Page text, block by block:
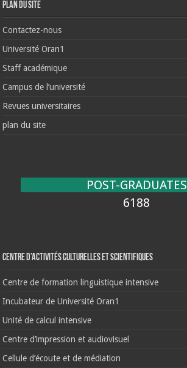
Plan du site
Contactez-nous
Université Oran1
Staff académique
Campus de l’université
Revues universitaires
plan du site
POST-GRADUATES
6188
Centre d’activités culturelles et scientifiques
Centre de formation linguistique intensive
Incubateur de Université Oran1
Unité de calcul intensive
Centre d’impression et audiovisuel
Cellule d’écoute et de médiation